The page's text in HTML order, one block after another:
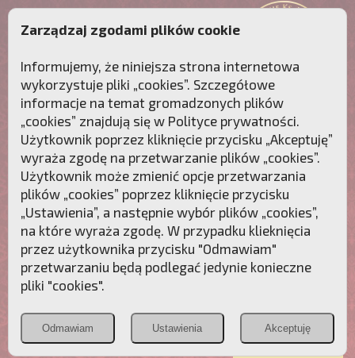
Przebudźmy sumienia Polaków!
Polonia
Christiana
PCh24.pl
Przymierze
POZNAJ APOSTOLAT FATIMY WESPRZYJ
NAS
Zarządzaj zgodami plików cookie
Informujemy, że niniejsza strona internetowa
wykorzystuje pliki „cookies”. Szczegółowe
informacje na temat gromadzonych plików
„cookies” znajdują się w Polityce prywatności.
Użytkownik poprzez kliknięcie przycisku „Akceptuję”
wyraża zgodę na przetwarzanie plików „cookies”.
Użytkownik może zmienić opcje przetwarzania
plików „cookies” poprzez kliknięcie przycisku
„Ustawienia”, a następnie wybór plików „cookies”,
na które wyraża zgodę. W przypadku klieknięcia
przez użytkownika przycisku "Odmawiam"
przetwarzaniu będą podlegać jedynie konieczne
pliki "cookies".
Odmawiam Ustawienia Akceptuję